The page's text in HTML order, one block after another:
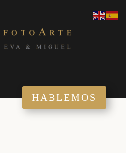
HABLEMOS